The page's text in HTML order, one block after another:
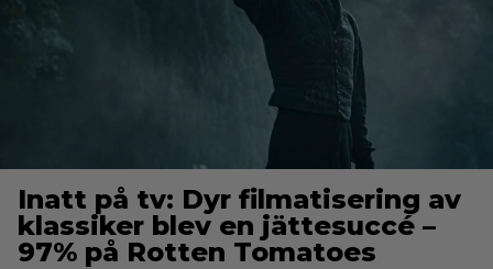
Inatt på tv: Dyr filmatisering av
klassiker blev en jättesuccé –
97% på Rotten Tomatoes